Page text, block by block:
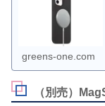
greens-one.com
（別売）